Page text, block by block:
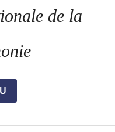
de la
child